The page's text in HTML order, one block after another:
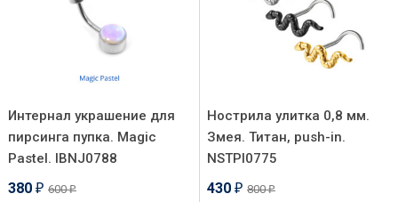
Интернал украшение для
пирсинга пупка. Magic
Pastel. IBNJ0788
380 ₽ 600₽
Нострила улитка 0,8 мм.
Змея. Титан, push-in.
NSTPI0775
430 ₽ 800₽